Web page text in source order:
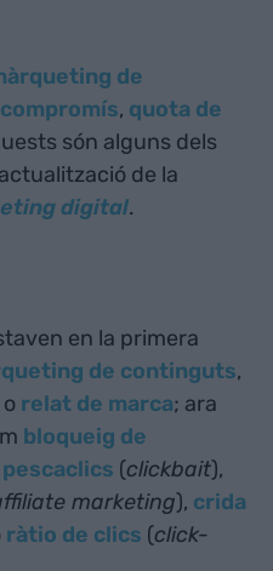
de
, quota de
són alguns dels
de la
digital.
en la primera
de continguts,
o relat de marca; ara
bloqueig de
pescaclics (clickbait),
marketing), crida
ràtio de clics (click-